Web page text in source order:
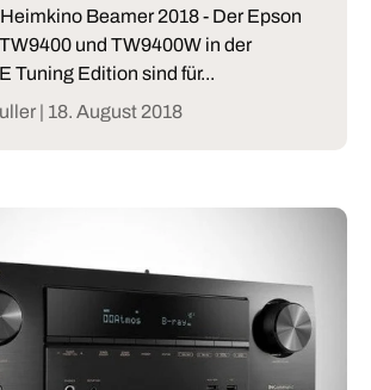
Beamer 2018 - Der Epson
und TW9400W in der
Tuning Edition sind für...
| 18. August 2018